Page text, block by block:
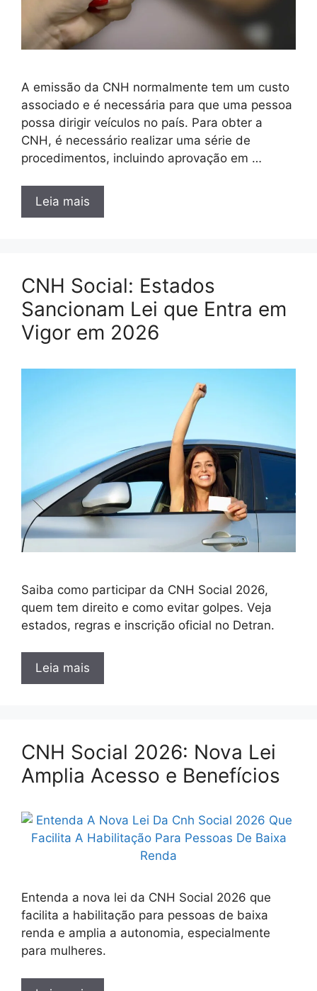
A emissão da CNH normalmente tem um custo
associado e é necessária para que uma pessoa
possa dirigir veículos no país. Para obter a
CNH, é necessário realizar uma série de
procedimentos, incluindo aprovação em …
Leia mais
CNH Social: Estados
Sancionam Lei que Entra em
Vigor em 2026
Saiba como participar da CNH Social 2026,
quem tem direito e como evitar golpes. Veja
estados, regras e inscrição oficial no Detran.
Leia mais
CNH Social 2026: Nova Lei
Amplia Acesso e Benefícios
Entenda a nova lei da CNH Social 2026 que
facilita a habilitação para pessoas de baixa
renda e amplia a autonomia, especialmente
para mulheres.